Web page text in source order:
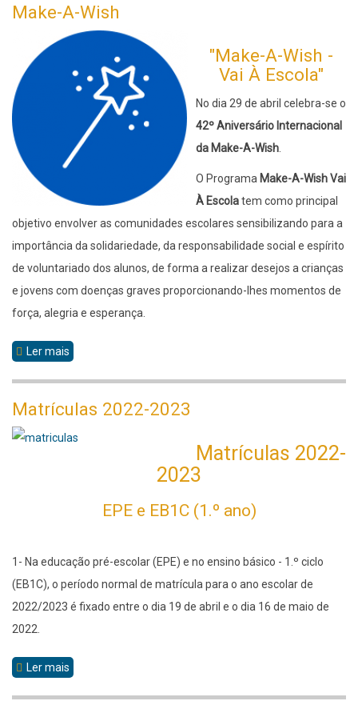
abril
Make-A-Wish
"Make-A-Wish -
Vai À Escola"
No dia 29 de abril celebra-se o
42º Aniversário Internacional
da Make-A-Wish
O Programa Make-A-Wish Vai
À Escolatem como principal
objetivo envolver as comunidades escolares sensibilizando para a
importância da solidariedade, da responsabilidade social e espírito
de voluntariado dos alunos, de forma a realizar desejos a crianças
e jovens com doenças graves proporcionando-lhes momentos de
força, alegria e esperança.
Ler mais
Wish
Matrículas 2022-2023
Matrículas 2022-
2023
EPE e EB1C (1.º ano)
1- Na educação pré-escolar (EPE) e no ensino básico - 1.º ciclo
(EB1C), o período normal de matrícula para o ano escolar de
2022/2023 é fixado entre o dia 19 de abril e o dia 16 de maio de
2022.
Ler mais